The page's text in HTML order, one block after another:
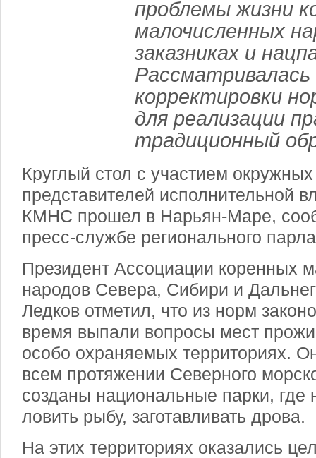
проблемы жизни
малочисленных
заказниках и
корректировки
для реализации
традиционный
Круглый стол с участием
представителей исполнительной
КМНС прошел в Нарьян-Маре,
пресс-службе регионального
Президент Ассоциации коренных
народов Севера, Сибири и
Ледков отметил, что из норм
время выпали вопросы мест
особо охраняемых территориях.
всем протяжении Северного
созданы национальные парки, где
ловить рыбу, заготавливать дрова.
На этих территориях оказались